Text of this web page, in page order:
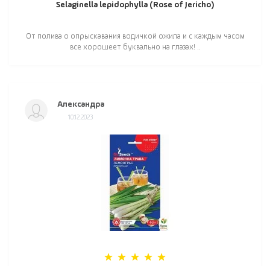
Selaginella lepidophylla (Rose of Jericho)
От полива о опрыскавания водичкой ожила и с каждым часом
все хорошеет буквально на глазах! ..
Александра
10.12.2023